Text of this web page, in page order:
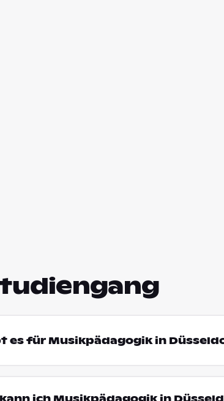
es für Musikpädagogik in